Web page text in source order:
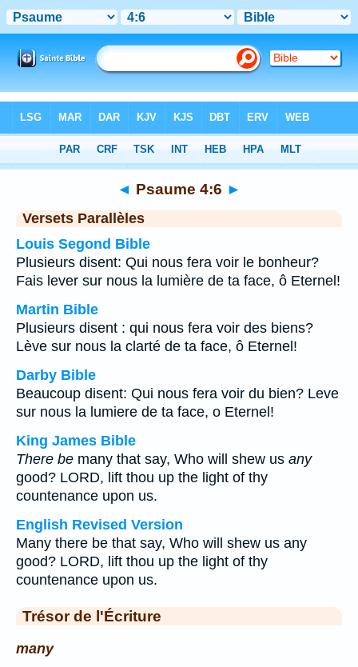
Chapitre 4> Verset 6
◄ Psaume 4:6 ►
Versets Parallèles
Louis Segond Bible
Plusieurs disent: Qui nous fera voir le bonheur?
Fais lever sur nous la lumière de ta face, ô Eternel!
Martin Bible
Plusieurs disent : qui nous fera voir des biens?
Lève sur nous la clarté de ta face, ô Eternel!
Darby Bible
Beaucoup disent: Qui nous fera voir du bien? Leve
sur nous la lumiere de ta face, o Eternel!
King James Bible
There be many that say, Who will shew us any
good? LORD, lift thou up the light of thy
countenance upon us.
English Revised Version
Many there be that say, Who will shew us any
good? LORD, lift thou up the light of thy
countenance upon us.
Trésor de l'Écriture
many